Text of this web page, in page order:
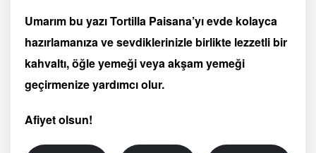
Umarım bu yazı Tortilla Paisana’yı evde kolayca
hazırlamanıza ve sevdiklerinizle birlikte lezzetli bir
kahvaltı, öğle yemeği veya akşam yemeği
geçirmenize yardımcı olur.
Afiyet olsun!